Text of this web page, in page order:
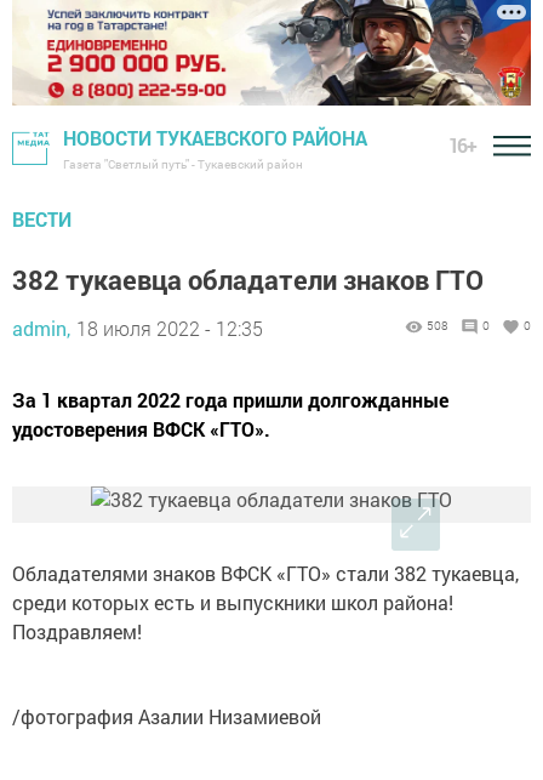
НОВОСТИ ТУКАЕВСКОГО РАЙОНА
Газета "Светлый путь" - Тукаевский район
16+
ВЕСТИ
382 тукаевца обладатели знаков ГТО
admin, 18 июля 2022 - 12:35 508 0 0
За 1 квартал 2022 года пришли долгожданные
удостоверения ВФСК «ГТО».
Обладателями знаков ВФСК «ГТО» стали 382 тукаевца,
среди которых есть и выпускники школ района!
Поздравляем!
/фотография Азалии Низамиевой